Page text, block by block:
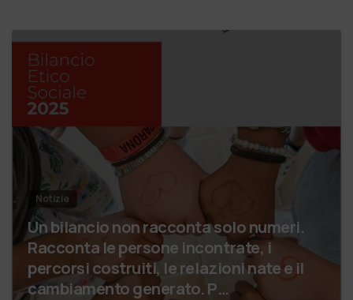
Notizie
Un bilancio non racconta solo numeri.
Racconta le persone incontrate, i
percorsi costruiti, le relazioni nate e il
cambiamento generato. P…